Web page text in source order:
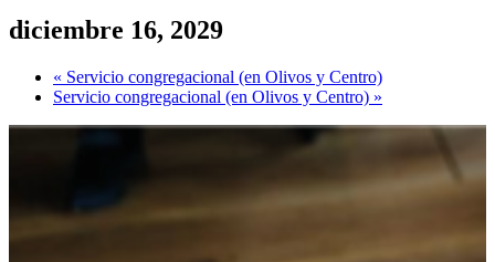
diciembre 16, 2029
« Servicio congregacional (en Olivos y Centro)
Servicio congregacional (en Olivos y Centro) »